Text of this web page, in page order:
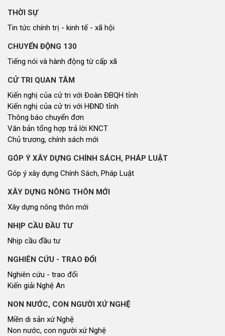
THỜI SỰ
Tin tức chính trị - kinh tế - xã hội
CHUYỂN ĐỘNG 130
Tiếng nói và hành động từ cấp xã
CỬ TRI QUAN TÂM
Kiến nghị của cử tri với Đoàn ĐBQH tỉnh
Kiến nghị của cử tri với HĐND tỉnh
Thông báo chuyển đơn
Văn bản tổng hợp trả lời KNCT
Chủ trương, chính sách mới
GÓP Ý XÂY DỰNG CHÍNH SÁCH, PHÁP LUẬT
Góp ý xây dựng Chính Sách, Pháp Luật
XÂY DỰNG NÔNG THÔN MỚI
Xây dựng nông thôn mới
NHỊP CẦU ĐẦU TƯ
Nhịp cầu đầu tư
NGHIÊN CỨU - TRAO ĐỔI
Nghiên cứu - trao đổi
Kiến giải Nghệ An
NON NƯỚC, CON NGƯỜI XỨ NGHỆ
Miền di sản xứ Nghệ
Non nước, con người xứ Nghệ